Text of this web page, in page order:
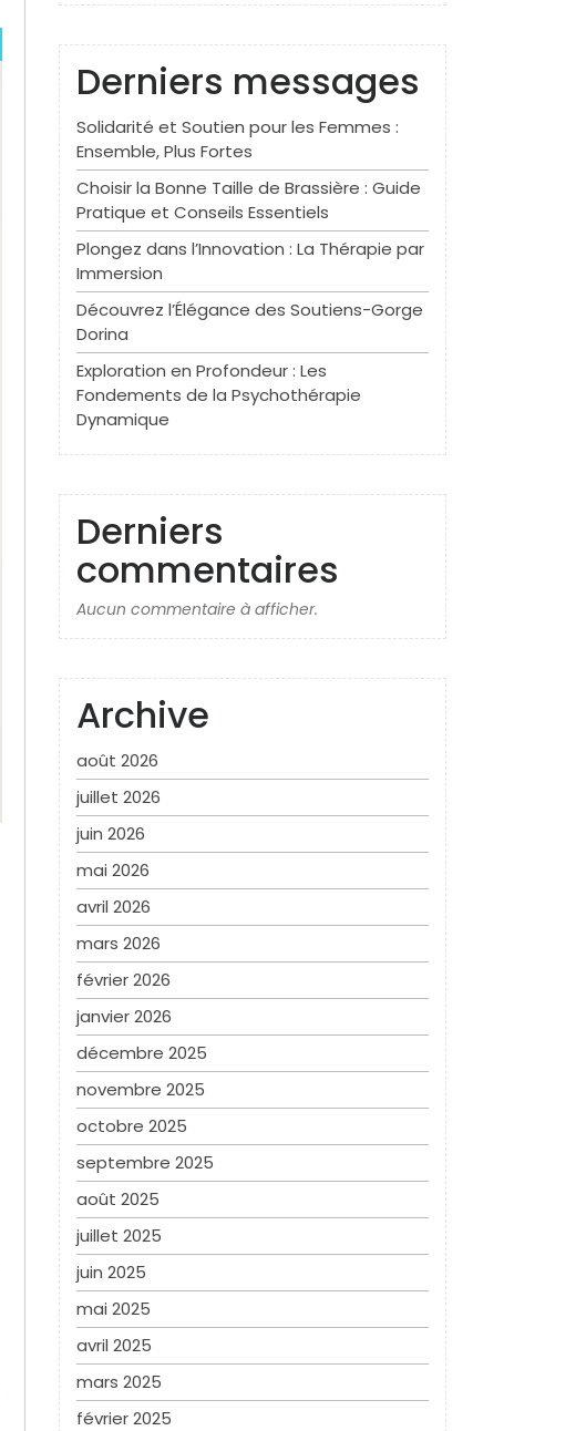
Derniers messages
Solidarité et Soutien pour les Femmes :
Ensemble, Plus Fortes
Choisir la Bonne Taille de Brassière : Guide
Pratique et Conseils Essentiels
Plongez dans l’Innovation : La Thérapie par
Immersion
Découvrez l’Élégance des Soutiens-Gorge
Dorina
Exploration en Profondeur : Les
Fondements de la Psychothérapie
Dynamique
Derniers
commentaires
Aucun commentaire à afficher.
Archive
août 2026
juillet 2026
juin 2026
mai 2026
avril 2026
mars 2026
février 2026
janvier 2026
décembre 2025
novembre 2025
octobre 2025
septembre 2025
août 2025
juillet 2025
juin 2025
mai 2025
avril 2025
mars 2025
février 2025